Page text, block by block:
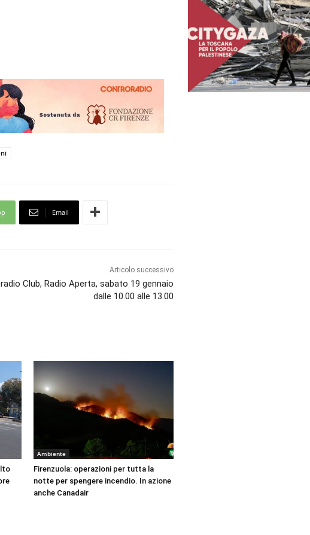
Email
Articolo successivo
Club, Radio Aperta, sabato 19 gennaio
dalle 10.00 alle 13.00
Ambiente
Firenzuola: operazioni per tutta la
notte per spengere incendio. In azione
anche Canadair